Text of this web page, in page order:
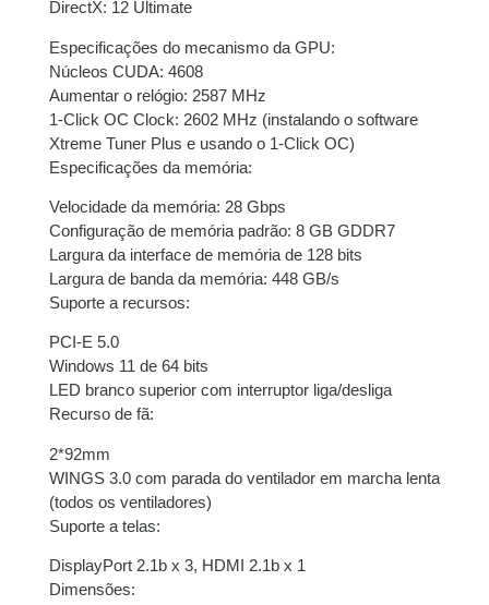
DirectX: 12 Ultimate
Especificações do mecanismo da GPU:
Núcleos CUDA: 4608
Aumentar o relógio: 2587 MHz
1-Click OC Clock: 2602 MHz (instalando o software
Xtreme Tuner Plus e usando o 1-Click OC)
Especificações da memória:
Velocidade da memória: 28 Gbps
Configuração de memória padrão: 8 GB GDDR7
Largura da interface de memória de 128 bits
Largura de banda da memória: 448 GB/s
Suporte a recursos:
PCI-E 5.0
Windows 11 de 64 bits
LED branco superior com interruptor liga/desliga
Recurso de fã:
2*92mm
WINGS 3.0 com parada do ventilador em marcha lenta
(todos os ventiladores)
Suporte a telas:
DisplayPort 2.1b x 3, HDMI 2.1b x 1
Dimensões: